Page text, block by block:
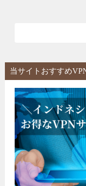
当サイトおすすめ